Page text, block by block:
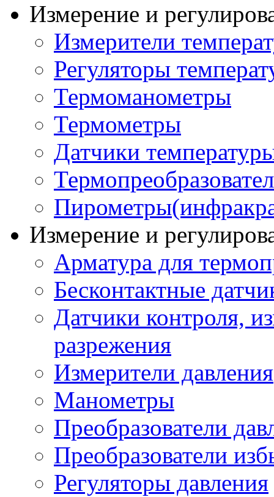
Измерение и
Измерители
Регуляторы
Термоманометры
Термометры
Датчики
Измерение и
Арматура для
Бесконтактные
Датчики контроля,
разрежения
Измерители давления
Манометры
Преобразователи
Преобразователи
Регуляторы давления